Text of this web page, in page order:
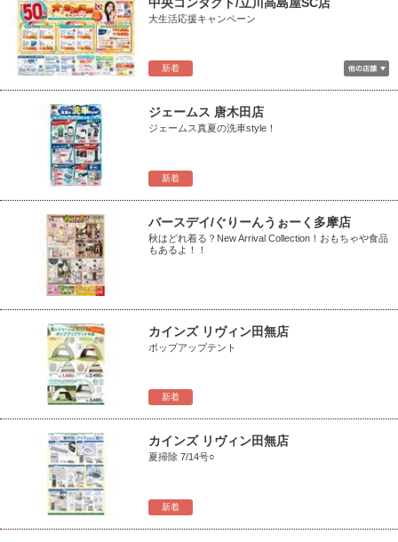
新着
大生活応援キャンペーン
新着
ジェームス 唐木田店
ジェームス真夏の洗車style！
バースデイ/ぐりーんうぉーく多摩店
秋はどれ着る？New Arrival Collection！おもちゃや食品
もあるよ！！
新着
カインズ リヴィン田無店
ポップアップテント
新着
カインズ リヴィン田無店
夏掃除 7/14号○